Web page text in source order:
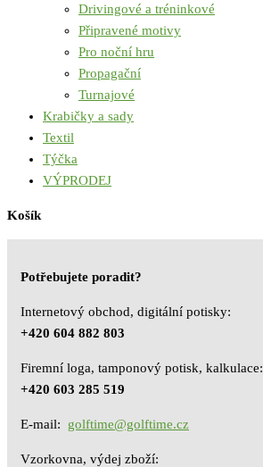
Drivingové a tréninkové
Připravené motivy
Pro noční hru
Propagační
Turnajové
Krabičky a sady
Textil
Týčka
VÝPRODEJ
Košík
Potřebujete poradit?
Internetový obchod, digitální potisky:
+420 604 882 803
Firemní loga, tamponový potisk, kalkulace:
+420 603 285 519
E-mail: golftime@golftime.cz
Vzorkovna, výdej zboží: